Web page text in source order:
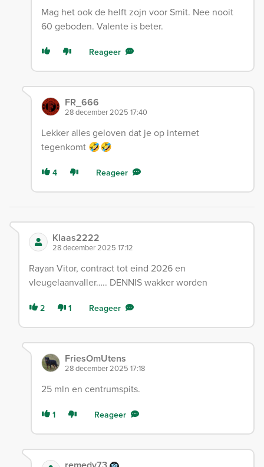
Mag het ook de helft zojn voor Smit. Nee nooit
60 geboden. Valente is beter.
Reageer
FR_666
28 december 2025 17:40
Lekker alles geloven dat je op internet
tegenkomt 🤣🤣
4 Reageer
Klaas2222
28 december 2025 17:12
Rayan Vitor, contract tot eind 2026 en
vleugelaanvaller….. DENNIS wakker worden
2 1 Reageer
FriesOmUtens
28 december 2025 17:18
25 mln en centrumspits.
1 Reageer